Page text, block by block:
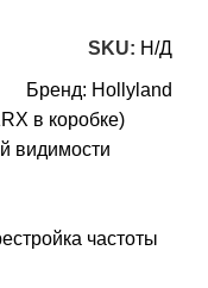
SKU: Н/Д
Бренд: Hollyland
в коробке)
видимости
частоты